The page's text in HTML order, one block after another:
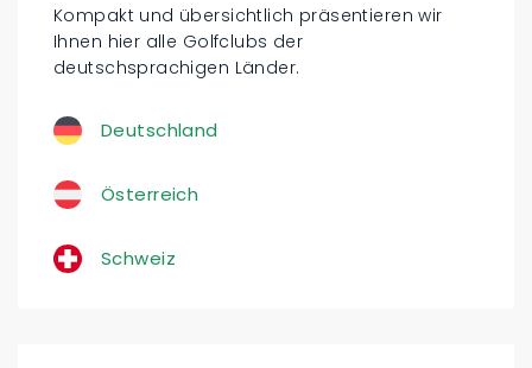
Kompakt und übersichtlich präsentieren wir
Ihnen hier alle Golfclubs der
deutschsprachigen Länder.
Deutschland
Österreich
Schweiz